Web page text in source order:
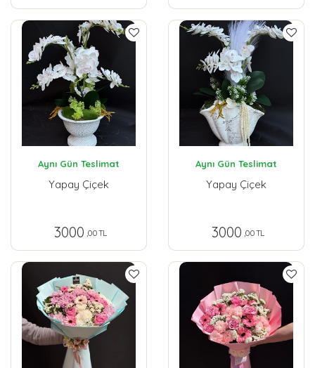
Aynı Gün Teslimat
Yapay Çiçek
3000 ,00 TL
Aynı Gün Teslimat
Yapay Çiçek
3000 ,00 TL